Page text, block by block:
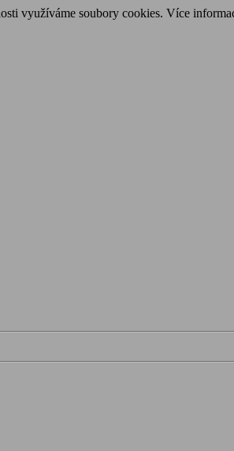
využíváme soubory cookies. Více